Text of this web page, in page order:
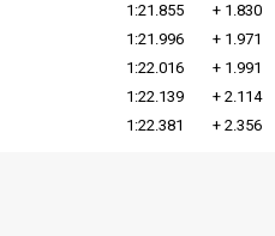
1:21.855
+ 1.830
1:21.996
+ 1.971
1:22.016
+ 1.991
1:22.139
+ 2.114
1:22.381 + 2.356